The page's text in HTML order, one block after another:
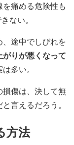
痛める危険性も
ない。
途中でしびれを
がりが悪くなって
多い。
傷は、決して無
言えるだろう。
方法